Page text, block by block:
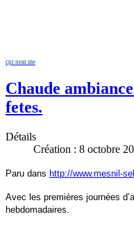
cpr near me
Chaude
fetes.
Détails
Création : 8 octobre
Paru dans http://www.mesnil-
Avec les premières journées
hebdomadaires.